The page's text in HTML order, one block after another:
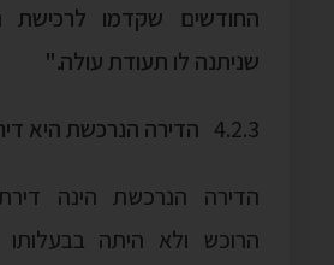
החודשים שקדמו לרכישת
שניתנה לו תעודת עולה."
4.2.3 הדירה הנרכשת היא
הדירה הנרכשת הינה
הרוכש ולא היתה